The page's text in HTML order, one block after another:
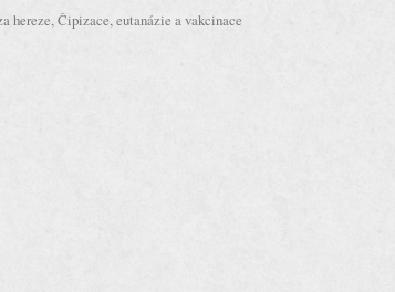
hereze,Čipizace, eutanázie a vakcinace